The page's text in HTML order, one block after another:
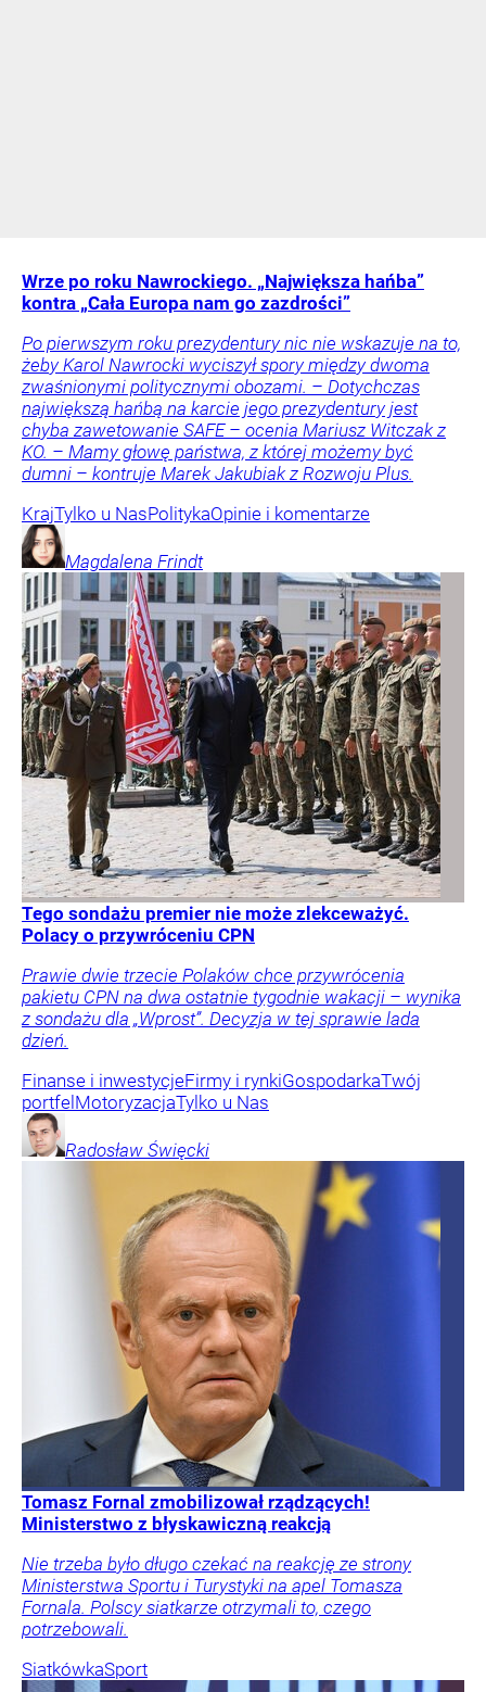
Wrze po roku Nawrockiego. „Największa hańba”
kontra „Cała Europa nam go zazdrości”
Po pierwszym roku prezydentury nic nie wskazuje na to,
żeby Karol Nawrocki wyciszył spory między dwoma
zwaśnionymi politycznymi obozami. – Dotychczas
największą hańbą na karcie jego prezydentury jest
chyba zawetowanie SAFE – ocenia Mariusz Witczak z
KO. – Mamy głowę państwa, z której możemy być
dumni – kontruje Marek Jakubiak z Rozwoju Plus.
KrajTylko u NasPolitykaOpinie i komentarze
Magdalena Frindt
Tego sondażu premier nie może zlekceważyć.
Polacy o przywróceniu CPN
Prawie dwie trzecie Polaków chce przywrócenia
pakietu CPN na dwa ostatnie tygodnie wakacji – wynika
z sondażu dla „Wprost”. Decyzja w tej sprawie lada
dzień.
Finanse i inwestycjeFirmy i rynkiGospodarkaTwój
portfel MotoryzacjaTylko u Nas
Radosław Święcki
Tomasz Fornal zmobilizował rządzących!
Ministerstwo z błyskawiczną reakcją
Nie trzeba było długo czekać na reakcję ze strony
Ministerstwa Sportu i Turystyki na apel Tomasza
Fornala. Polscy siatkarze otrzymali to, czego
potrzebowali.
SiatkówkaSport